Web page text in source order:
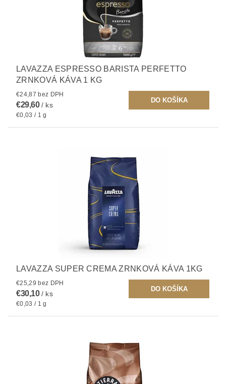
LAVAZZA ESPRESSO BARISTA PERFETTO
ZRNKOVÁ KÁVA 1 KG
€24,87 bez DPH
€29,60/ ks
€0,03 / 1 g
LAVAZZA SUPER CREMA ZRNKOVÁ KÁVA 1KG
€25,29 bez DPH
€30,10/ ks
€0,03 / 1 g